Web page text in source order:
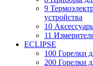
9
устройства
10
11
ECLIPSE
100 Горелки
200 Горелки